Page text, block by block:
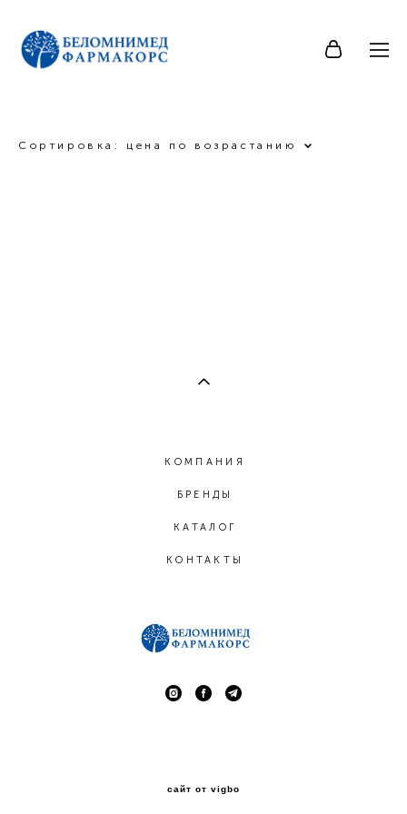
Сортировка: цена по возрастанию
КОМПАНИЯ
БРЕНДЫ
КАТАЛОГ
КОНТАКТЫ
сайт от vigbo